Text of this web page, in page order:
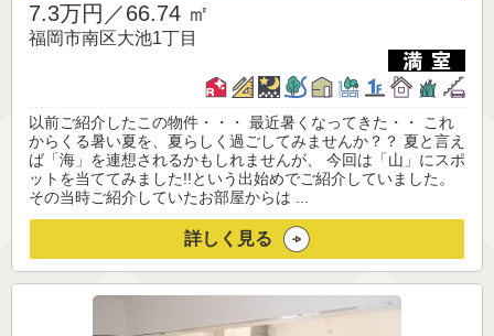
7.3万円／66.74 ㎡
福岡市南区大池1丁目
以前ご紹介したこの物件・・・ 最近暑くなってきた・・ これ
からくる暑い夏を、夏らしく過ごしてみませんか？？ 夏と言え
ば「海」を連想されるかもしれませんが、 今回は「山」にスポ
ットを当ててみました!!という出始めでご紹介していました。
その当時ご紹介していたお部屋からは ...
詳しく見る